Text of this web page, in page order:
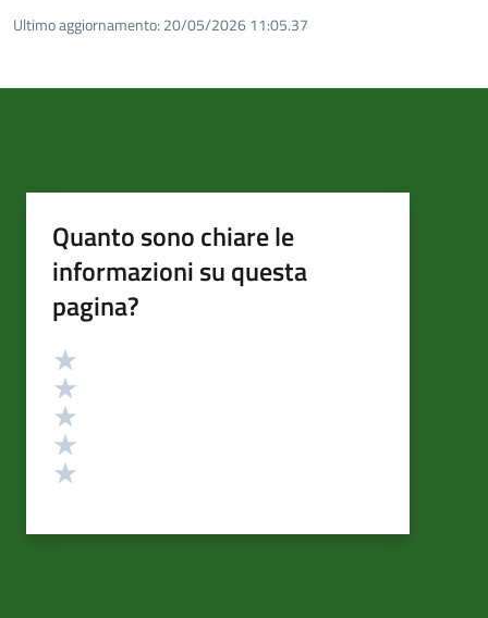
Ultimo aggiornamento: 20/05/2026 11:05.37
Quanto sono chiare le
informazioni su questa
pagina?
Valutazione